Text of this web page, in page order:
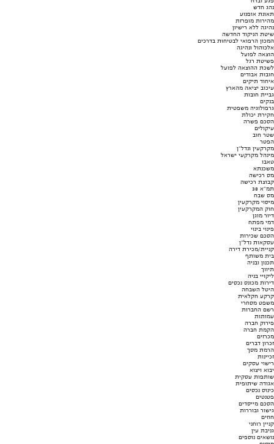
נהג חדש
תאונת אופנוע
מהירות מופרזת
נהיגה ללא רישיון
שיטת הניקוד החדשה
המכון הרפואי לבטיחות בדרכים
אלכוהול ונהיגה
הוצאה לפועל
פשיטת רגל
לשכת ההוצאה לפועל
חובות אבודים
איחוד תיקים
עיכוב יציאה מהארץ
גביית חובות
בנקים
גרפולוגיה משפטית
חקירת יכולת
הסכם פשרה
עיקולים
שטר חוב
הפטר
מקרקעין ונדל"ן
מינהל מקרקעי ישראל
טאבו
משכנתא
מס רכישה
קבוצת רכישה
תמ"א 38
מס שבח
מיסוי מקרקעין
חוק המקרקעין
דיור מוגן
דמי מפתח
פינוי בינוי
הסכם שכירות
עסקאות נדל"ן
קניית/מכירת דירה
בית משותף
תכנון ובניה
תיווך
ליקויי בניה
דירות מכונס נכסים
היטל השבחה
קרקע חקלאית
משפט מסחרי
רשם החברות
עמותות
פירוק חברה
הקמת חברה
מכרזים
זכרון דברים
הרמת מסך
זכיינות
רישוי עסקים
יבוא ויצוא
שותפות עסקית
אגודה שיתופית
כינוס נכסים
פטנטים
הסכם מייסדים
גישור ובוררות
חוזים
קניין רוחני
גניבת עין
נושאים נוספים